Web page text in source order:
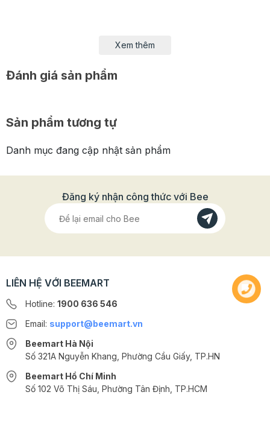
Thông tin chi tiết
Khối lượng: 1kg
Nhà sản xuất: Công ty TNHH AB Mauri Việt Nam
HSD: 6 tháng kể từ NSX
Dùng để làm nhân bánh Trung thu, nhân các loại bánh,
chè khác,...
Xem thêm
Đánh giá sản phẩm
Sản phẩm tương tự
Danh mục đang cập nhật sản phẩm
Đăng ký nhận công thức với Bee
LIÊN HỆ VỚI BEEMART
Hotline: 1900 636 546
Email: support@beemart.vn
Beemart Hà Nội
Số 321A Nguyễn Khang, Phường Cầu Giấy, TP.HN
Beemart Hồ Chí Minh
Số 102 Võ Thị Sáu, Phường Tân Định, TP.HCM